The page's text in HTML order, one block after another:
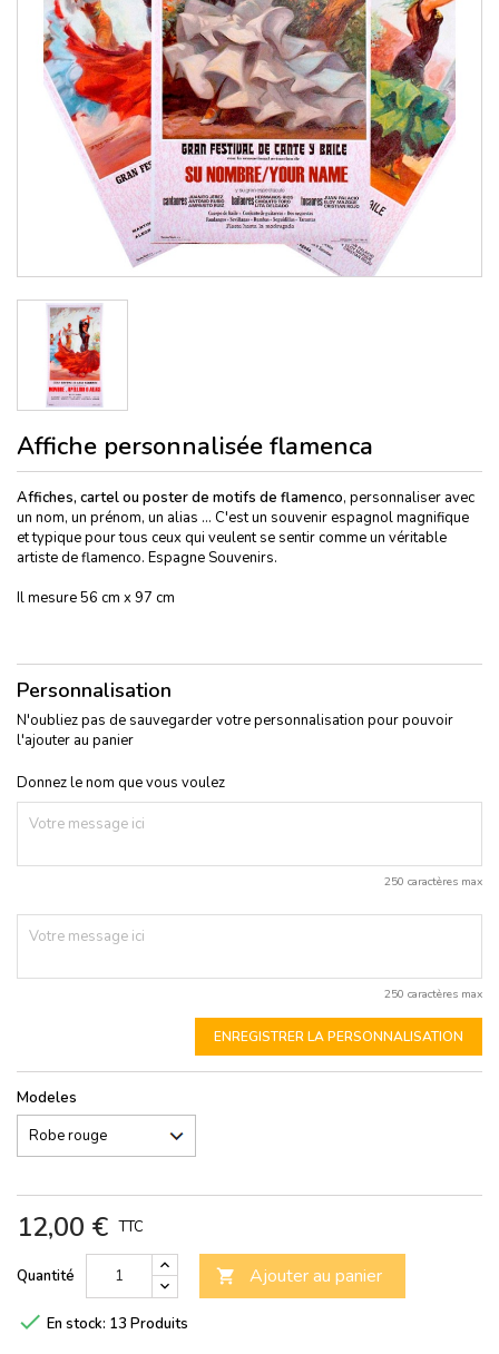
Affiche personnalisée flamenca
Affiches, cartel ou poster de motifs de flamenco, personnaliser avec
un nom, un prénom, un alias ... C'est un souvenir espagnol magnifique
et typique pour tous ceux qui veulent se sentir comme un véritable
artiste de flamenco. Espagne Souvenirs.
Il mesure 56 cm x 97 cm
Personnalisation
N'oubliez pas de sauvegarder votre personnalisation pour pouvoir
l'ajouter au panier
Donnez le nom que vous voulez
250 caractères max
250 caractères max
ENREGISTRER LA PERSONNALISATION
Modeles
12,00 € TTC
Quantité  Ajouter au panier
 En stock: 13 Produits